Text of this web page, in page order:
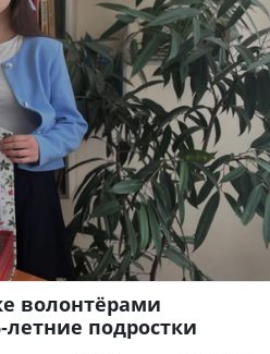
волонтёрами
летние подростки